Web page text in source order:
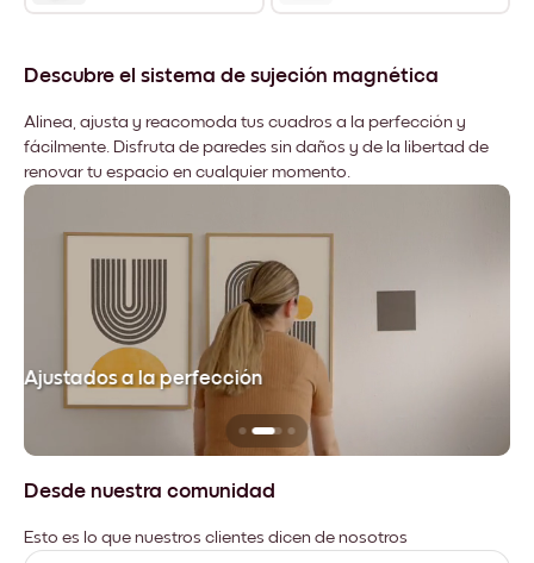
Descubre el sistema de sujeción magnética
Alinea, ajusta y reacomoda tus cuadros a la perfección y
fácilmente. Disfruta de paredes sin daños y de la libertad de
renovar tu espacio en cualquier momento.
Ajustados a la perfección
Desde nuestra comunidad
Esto es lo que nuestros clientes dicen de nosotros